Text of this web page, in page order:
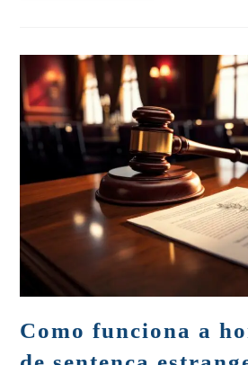
Como funciona a